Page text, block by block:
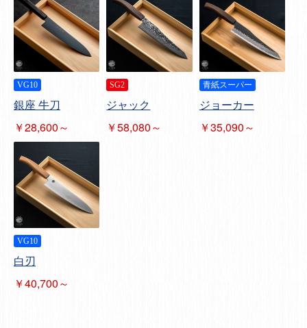
VG10
銀座 牛刀
￥28,600～
SG2
ジャック
￥58,080～
青紙スーパー
ジョーカー
￥35,090～
VG10
白刃
￥40,700～